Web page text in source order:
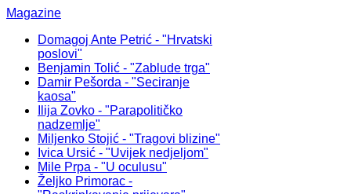
Magazine
Domagoj Ante Petrić - "Hrvatski
poslovi"
Benjamin Tolić - "Zablude trga"
Damir Pešorda - "Seciranje
kaosa"
Ilija Zovko - "Parapolitičko
nadzemlje"
Miljenko Stojić - "Tragovi blizine"
Ivica Ursić - "Uvijek nedjeljom"
Mile Prpa - "U oculusu"
Željko Primorac -